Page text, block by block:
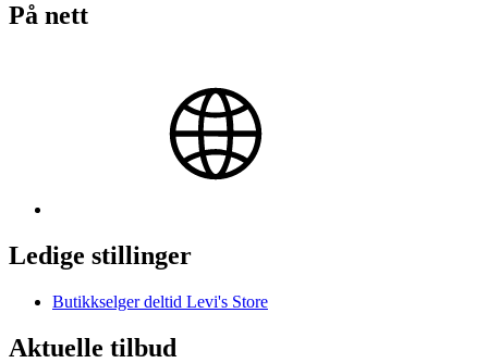
På nett
Ledige stillinger
Butikkselger deltid Levi's Store
Aktuelle tilbud